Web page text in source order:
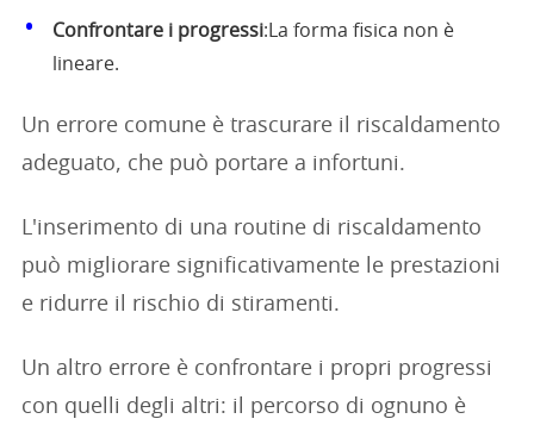
Confrontare i progressi:La forma fisica non è
lineare.
Un errore comune è trascurare il riscaldamento
adeguato, che può portare a infortuni.
L'inserimento di una routine di riscaldamento
può migliorare significativamente le prestazioni
e ridurre il rischio di stiramenti.
Un altro errore è confrontare i propri progressi
con quelli degli altri: il percorso di ognuno è